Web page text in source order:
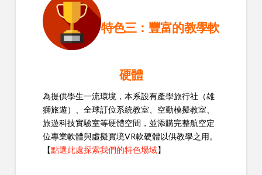
特色三：豐富的教學軟
硬體
為提供學生一流環境，本系設有產學旅行社（雄
獅旅遊）、全球訂位系統教室、空勤模擬教室、
旅遊科技實驗室等硬體空間，並添購完整航空定
位專業軟體與虛擬實境VR軟硬體以供教學之用。
【點選此處探索我們的特色場域】